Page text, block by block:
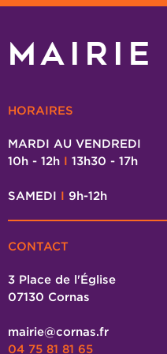
MAIRIE
HORAIRES
MARDI AU VENDREDI
10h - 12h I 13h30 - 17h
SAMEDI I 9h-12h
CONTACT
3 Place de l'Église
07130 Cornas
mairie@cornas.fr
04 75 81 81 65